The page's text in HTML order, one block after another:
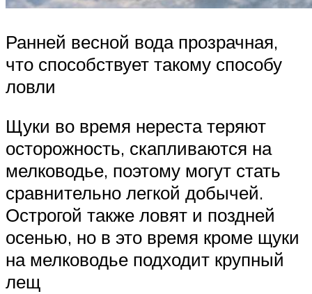
Ранней весной вода прозрачная,
что способствует такому способу
ловли
Щуки во время нереста теряют
осторожность, скапливаются на
мелководье, поэтому могут стать
сравнительно легкой добычей.
Острогой также ловят и поздней
осенью, но в это время кроме щуки
на мелководье подходит крупный
лещ